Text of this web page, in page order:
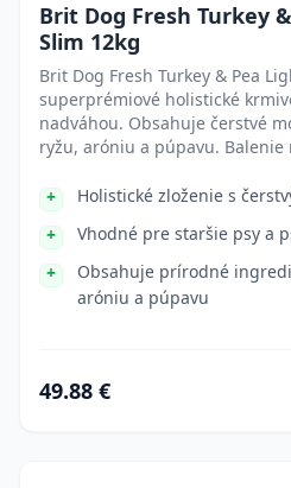
Brit Dog Fresh Turkey
Slim 12kg
Brit Dog Fresh Turkey & Pea
superprémiové holistické
nadváhou. Obsahuje čerstvé
ryžu, aróniu a púpavu. Balenie
Holistické zloženie s
Vhodné pre staršie psy a
Obsahuje prírodné
aróniu a púpavu
49.88 €